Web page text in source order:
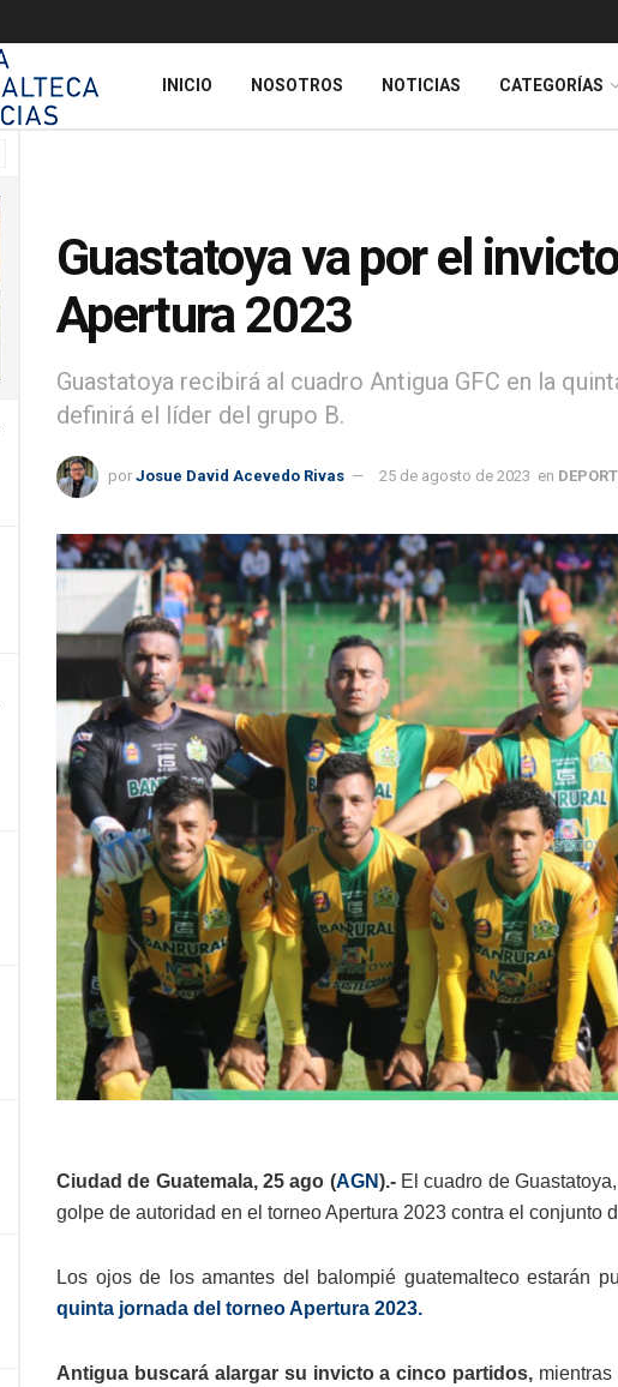
INICIO NOSOTROS NOTICIAS CATEGORÍAS
Guastatoya va por el
Apertura 2023
Guastatoya recibirá al cuadro Antigua GFC en la
definirá el líder del grupo B.
por Josue David Acevedo Rivas 25 de agosto de 2023 en
Ciudad de Guatemala, 25 ago (AGN).- El cuadro de
golpe de autoridad en el torneo Apertura 2023 contra el conjunto
Los ojos de los amantes del balompié guatemalteco estarán
quinta jornada del torneo Apertura 2023.
Antigua buscará alargar su invicto a cinco partidos,